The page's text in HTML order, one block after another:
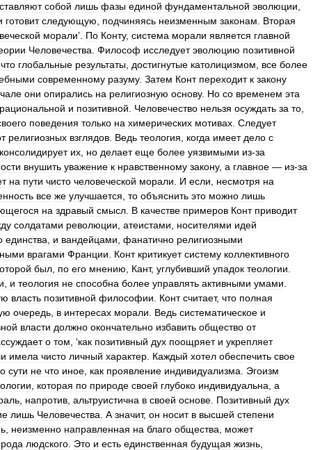
собой лишь фазы единой фундаментальной эволюции
готовит следующую подчиняясь неизменным законам
Вторая
морали’. По Конту, система морали является главной
Человечества Философ исследует эволюцию позитивной
что глобальные результаты достигнутые католицизмом все более
современному разуму. Затем Конт переходит к закону
они опирались на религиозную основу. Но со временем эта
рациональной и позитивной Человечество нельзя осуждать за то
поведения только на химерических мотивах Следует
религиозных взглядов Ведь теология когда имеет дело с
консолидирует их но делает еще более уязвимыми из-за
внушить уважение к нравственному закону, а главное — из-за
на пути чисто человеческой морали И если несмотря на
все же улучшается то объяснить это можно лишь
на здравый смысл В качестве примеров Конт приводит
солдатами революции атеистами носителями идей
единства и вандейцами фанатично религиозными
врагами Франции Конт критикует систему коллективного
был по его мнению Кант, углубивший упадок теологии
и теология не способна более управлять активными умами
власть позитивной философии Конт считает, что полная
очередь в интересах морали Ведь систематическое и
власти должно окончательно избавить общество от
о том , ‘как позитивный дух поощряет и укрепляет
имела чисто личный характер Каждый хотел обеспечить свое
сути не что иное как проявление индивидуализма
Эгоизм
которая по природе своей глубоко индивидуальна а
напротив альтруистична в своей основе Позитивный дух
лишь Человечества А значит, он носит в высшей степени
неизменно направленная на благо общества
может
рода людского Это и есть единственная будущая жизнь